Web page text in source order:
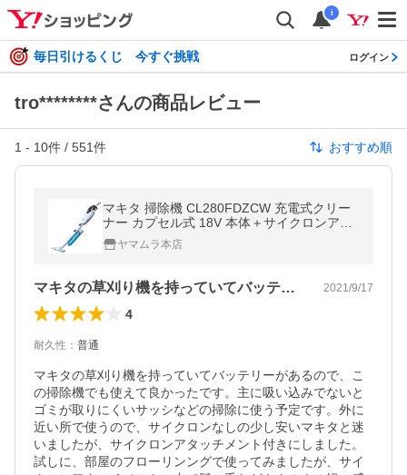
i
毎日引けるくじ 今すぐ挑戦 ログイン
tro********さんの商品レビュー
1 - 10件 / 551件 おすすめ順
マキタ 掃除機 CL280FDZCW 充電式クリー
ナー カプセル式 18V 本体＋サイクロンアタ
ッチメント付(バッテリ・充電器別売)
ヤマムラ本店
マキタの草刈り機を持っていてバッテリー… 2021/9/17
4
耐久性 ： 普通
マキタの草刈り機を持っていてバッテリーがあるので、こ
の掃除機でも使えて良かったです。主に吸い込みでないと
ゴミが取りにくいサッシなどの掃除に使う予定です。外に
近い所で使うので、サイクロンなしの少し安いマキタと迷
いましたが、サイクロンアタッチメント付きにしました。
試しに、部屋のフローリンングで使ってみましたが、サイ